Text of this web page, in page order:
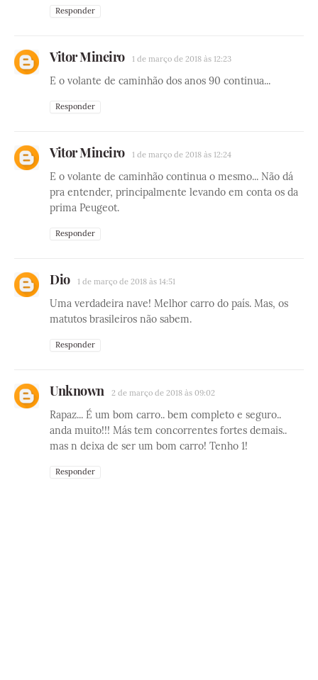
Responder
Vitor Mineiro 1 de março de 2018 às 12:23
E o volante de caminhão dos anos 90 continua...
Responder
Vitor Mineiro 1 de março de 2018 às 12:24
E o volante de caminhão continua o mesmo... Não dá
pra entender, principalmente levando em conta os da
prima Peugeot.
Responder
Dio 1 de março de 2018 às 14:51
Uma verdadeira nave! Melhor carro do país. Mas, os
matutos brasileiros não sabem.
Responder
Unknown 2 de março de 2018 às 09:02
Rapaz... É um bom carro.. bem completo e seguro..
anda muito!!! Más tem concorrentes fortes demais..
mas n deixa de ser um bom carro! Tenho 1!
Responder